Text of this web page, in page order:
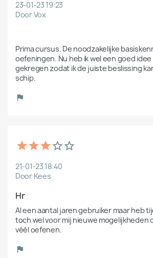
23-01-23 19:23
Door Vox
Prima cursus. De noodzakelijke
oefeningen. Nu heb ik wel een goed
gekregen zodat ik de juiste beslissing
schip.
21-01-23 18:40
Door Kees
Hr
Al een aantal jaren gebruiker maar heb
toch wel voor mij nieuwe mogelijkheden
véél oefenen.